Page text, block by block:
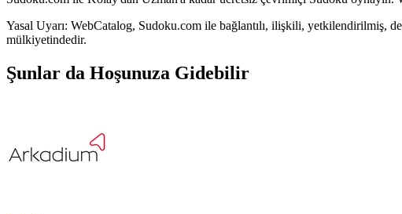
Yasal Uyarı: WebCatalog, Sudoku.com ile bağlantılı, ilişkili, yetkilendirilmiş,
mülkiyetindedir.
Şunlar da Hoşunuza Gidebilir